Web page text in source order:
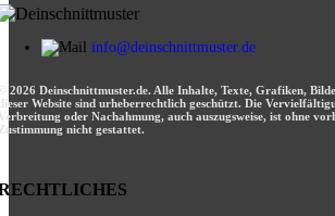
info@deinschnittmuster.de
2026 Deinschnittmuster.de. Alle Inhalte, Texte, Grafiken,
Website sind urheberrechtlich geschützt. Die
oder Nachahmung, auch auszugsweise, ist ohne
nicht gestattet.